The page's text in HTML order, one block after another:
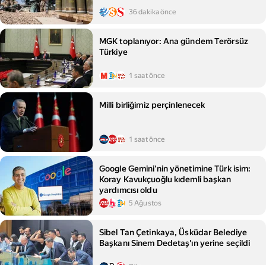
36 dakika önce
MGK toplanıyor: Ana gündem Terörsüz
Türkiye
1 saat önce
Milli birliğimiz perçinlenecek
1 saat önce
Google Gemini'nin yönetimine Türk isim:
Koray Kavukçuoğlu kıdemli başkan
yardımcısı oldu
5 Ağustos
Sibel Tan Çetinkaya, Üsküdar Belediye
Başkanı Sinem Dedetaş'ın yerine seçildi